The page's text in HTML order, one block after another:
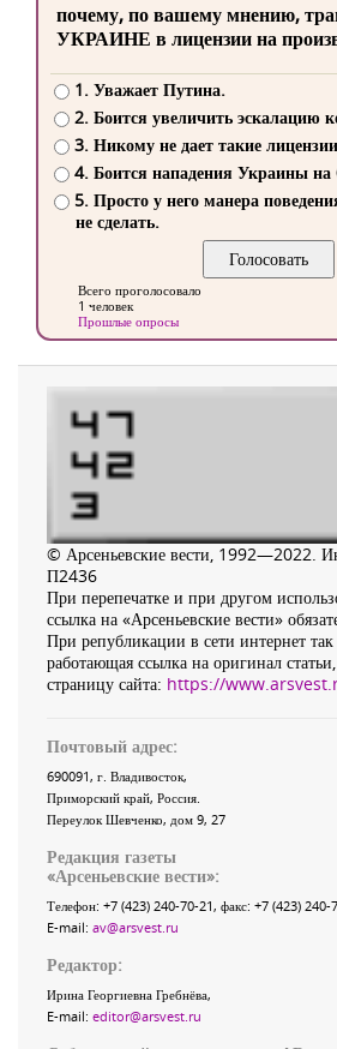
почему, по вашему мнению,
УКРАИНЕ в лицензии на
1. Уважает Путина.
2. Боится увеличить эскалацию
3. Никому не дает такие
4. Боится нападения Украины
5. Просто у него манера
не сделать.
Всего проголосовало
1 человек
Прошлые опросы
© Арсеньевские вести, 1992—2022.
П2436
При перепечатке и при другом
ссылка на «Арсеньевские вести»
При републикации в сети интернет так
работающая ссылка на оригинал
страницу сайта: https://
Почтовый адрес:
690091, г. Владивосток,
Приморский край, Россия
Переулок Шевченко, дом 9, 27
Редакция газеты
«Арсеньевские вести»:
Телефон: +7 (423) 240-70-21, факс: +7 (423) 240-
E-mail: av@arsvest.ru
Редактор:
Ирина Георгиевна Гребнёва,
E-mail: editor@arsvest.ru